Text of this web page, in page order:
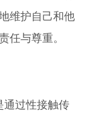
维护自己和他
任与尊重。
通过性接触传